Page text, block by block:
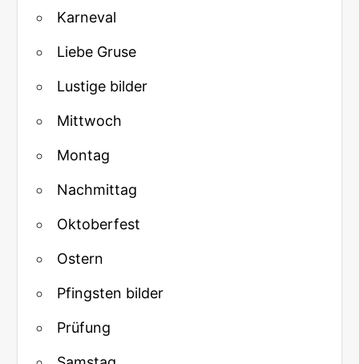
Karneval
Liebe Gruse
Lustige bilder
Mittwoch
Montag
Nachmittag
Oktoberfest
Ostern
Pfingsten bilder
Prüfung